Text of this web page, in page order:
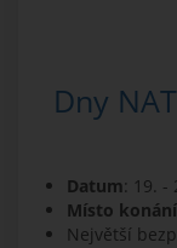
Dny
Datum: 19. -
Místo
Největší